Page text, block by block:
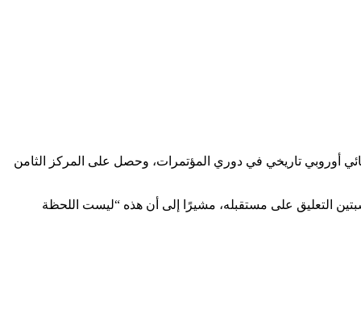
نهائي أوروبي تاريخي في دوري المؤتمرات، وحصل على المركز الثامن
ورفض في مناسبتين التعليق على مستقبله، مشيرًا إلى أن هذه “ليست اللحظة